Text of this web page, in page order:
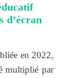
d’écran
en 2022,
multiplié par